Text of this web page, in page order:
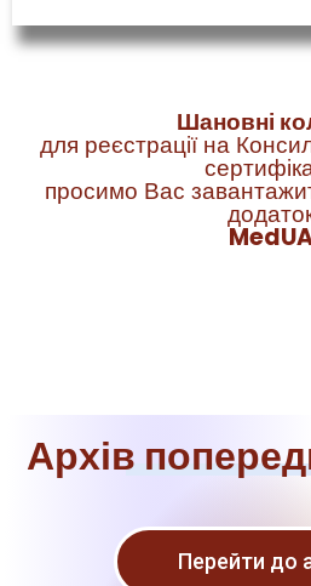
Шановні
для реєстрації на
просимо Вас
Архів
Перейти до